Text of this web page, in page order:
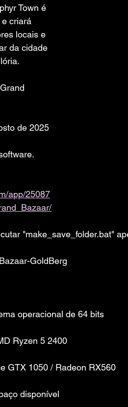
Town é
criará
locais e
da cidade
de 2025
app/25087
"make_save_folder.bat"
GoldBerg
operacional de 64 bits
Ryzen 5 2400
GTX 1050 / Radeon RX560
disponível